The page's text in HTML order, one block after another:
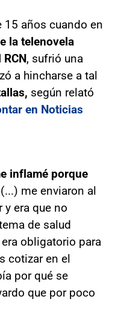
15 años cuando en
la telenovela
, sufrió una
a hincharse a tal
según relató
en Noticias
inflamé porque
(...) me enviaron al
era que no
de salud
obligatorio para
cotizar en el
por qué se
que por poco